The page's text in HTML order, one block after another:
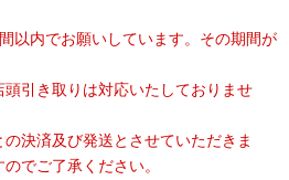
以内でお願いしています。その期間が
引き取りは対応いたしておりませ
決済及び発送とさせていただきま
でご了承ください。